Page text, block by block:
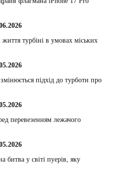
турбіні в умовах міських
підхід до турботи про
перевезенням лежачого
у світі пуерів, яку